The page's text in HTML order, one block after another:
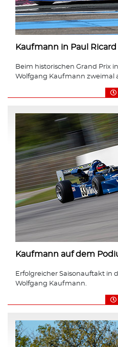
Kaufmann in Paul
Beim historischen Grand Prix
Wolfgang Kaufmann zweimal
Kaufmann auf dem
Erfolgreicher Saisonauftakt in
Wolfgang Kaufmann.